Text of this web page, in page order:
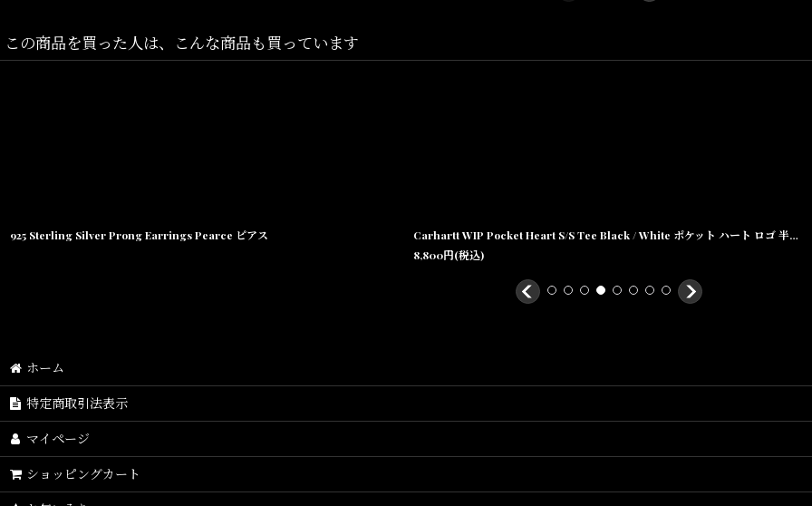
この商品を買った人は、こんな商品も買っています
925 Sterling Silver Prong Earrings Pearce ピアス
Carhartt WIP Pocket Heart S/S Tee Black / White ポケット ハート ロゴ 半袖Tシャツ ブラック
8,800円(税込)
ホーム
特定商取引法表示
マイページ
ショッピングカート